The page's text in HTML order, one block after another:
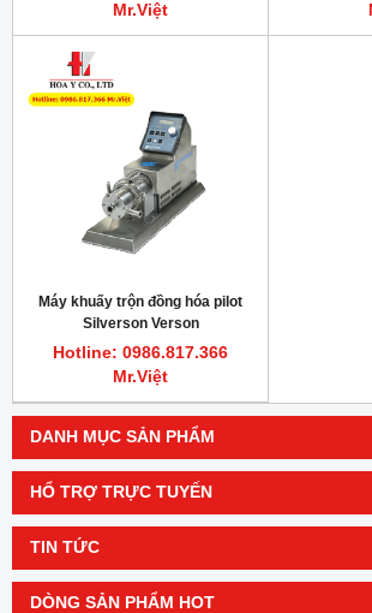
DANH MỤC SẢN PHẨM
HỔ TRỢ TRỰC TUYẾN
TIN TỨC
DÒNG SẢN PHẨM HOT
Mr.Việt
Máy khuấy trộn đồng hóa pilot
Silverson Verson
Hotline: 0986.817.366
Mr.Việt